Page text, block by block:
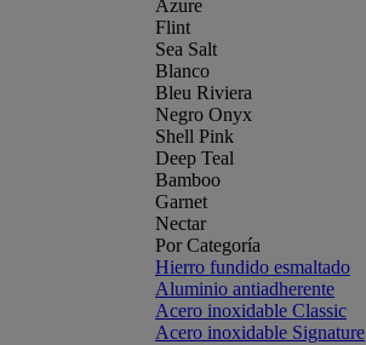
Azure
Flint
Sea Salt
Blanco
Bleu Riviera
Negro Onyx
Shell Pink
Deep Teal
Bamboo
Garnet
Nectar
Por Categoría
Hierro fundido esmaltado
Aluminio antiadherente
Acero inoxidable Classic
Acero inoxidable Signature